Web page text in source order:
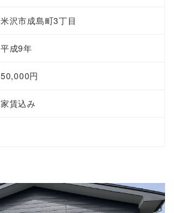
米沢市成島町3丁目
平成9年
50,000円
家賃込み